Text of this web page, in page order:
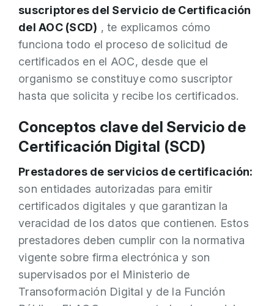
suscriptores del Servicio de Certificación
del AOC (SCD) , te explicamos cómo
funciona todo el proceso de solicitud de
certificados en el AOC, desde que el
organismo se constituye como suscriptor
hasta que solicita y recibe los certificados.
Conceptos clave del Servicio de
Certificación Digital (SCD)
Prestadores de servicios de certificación:
son entidades autorizadas para emitir
certificados digitales y que garantizan la
veracidad de los datos que contienen. Estos
prestadores deben cumplir con la normativa
vigente sobre firma electrónica y son
supervisados por el Ministerio de
Transoformación Digital y de la Función